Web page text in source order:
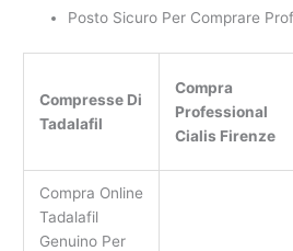
Posto Sicuro Per Comprare
Compresse Di
Tadalafil
Compra
Professional
Cialis Firenze
Compra Online
Tadalafil
Genuino Per